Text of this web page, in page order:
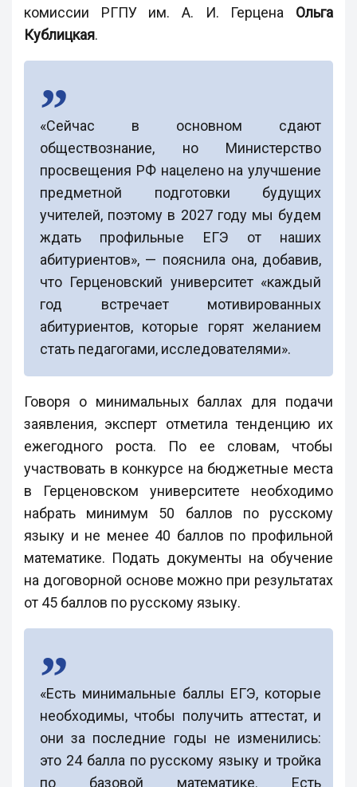
комиссии РГПУ им. А. И. Герцена Ольга
Кублицкая.
«Сейчас в основном сдают
обществознание, но Министерство
просвещения РФ нацелено на улучшение
предметной подготовки будущих
учителей, поэтому в 2027 году мы будем
ждать профильные ЕГЭ от наших
абитуриентов», — пояснила она, добавив,
что Герценовский университет «каждый
год встречает мотивированных
абитуриентов, которые горят желанием
стать педагогами, исследователями».
Говоря о минимальных баллах для подачи
заявления, эксперт отметила тенденцию их
ежегодного роста. По ее словам, чтобы
участвовать в конкурсе на бюджетные места
в Герценовском университете необходимо
набрать минимум 50 баллов по русскому
языку и не менее 40 баллов по профильной
математике. Подать документы на обучение
на договорной основе можно при результатах
от 45 баллов по русскому языку.
«Есть минимальные баллы ЕГЭ, которые
необходимы, чтобы получить аттестат, и
они за последние годы не изменились:
это 24 балла по русскому языку и тройка
по базовой математике. Есть